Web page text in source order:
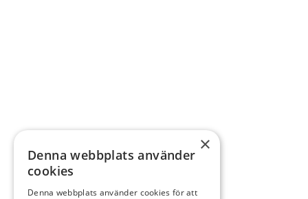
×
Denna webbplats använder
cookies
Denna webbplats använder cookies för att